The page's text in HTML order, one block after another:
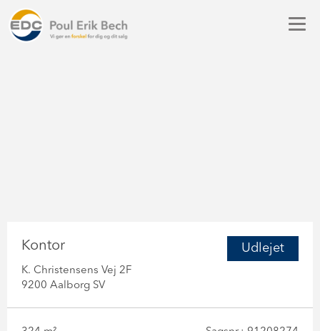
Udlejet
Kontor
K. Christensens Vej 2F
9200 Aalborg SV